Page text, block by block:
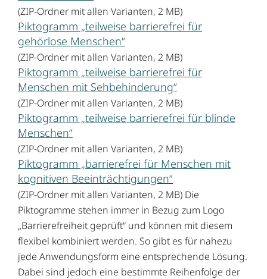
(ZIP-Ordner mit allen Varianten, 2 MB)
Piktogramm „teilweise barrierefrei für
gehörlose Menschen“
(ZIP-Ordner mit allen Varianten, 2 MB)
Piktogramm „teilweise barrierefrei für
Menschen mit Sehbehinderung“
(ZIP-Ordner mit allen Varianten, 2 MB)
Piktogramm „teilweise barrierefrei für blinde
Menschen“
(ZIP-Ordner mit allen Varianten, 2 MB)
Piktogramm „barrierefrei für Menschen mit
kognitiven Beeinträchtigungen“
(ZIP-Ordner mit allen Varianten, 2 MB) Die
Piktogramme stehen immer in Bezug zum Logo
„Barrierefreiheit geprüft“ und können mit diesem
flexibel kombiniert werden. So gibt es für nahezu
jede Anwendungsform eine entsprechende Lösung.
Dabei sind jedoch eine bestimmte Reihenfolge der